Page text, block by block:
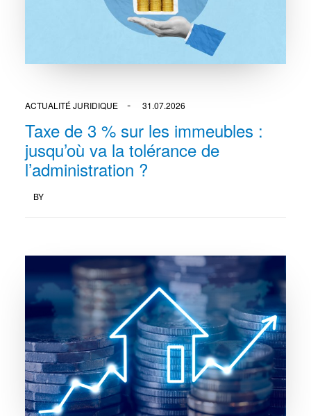
ACTUALITÉ JURIDIQUE 31.07.2026
Taxe de 3 % sur les immeubles :
jusqu’où va la tolérance de
l’administration ?
BY